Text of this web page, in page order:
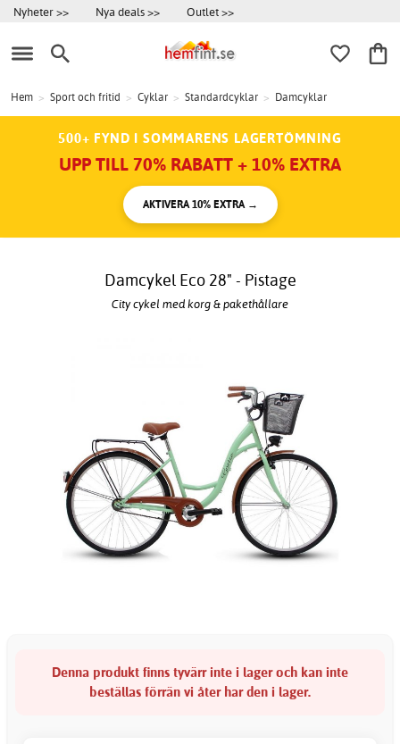
Nyheter >> Nya deals >> Outlet >>
Hem > Sport och fritid > Cyklar > Standardcyklar > Damcyklar
500+ FYND I SOMMARENS LAGERTÖMNING
UPP TILL 70% RABATT + 10% EXTRA
AKTIVERA 10% EXTRA →
Damcykel Eco 28" - Pistage
City cykel med korg & pakethållare
Denna produkt finns tyvärr inte i lager och kan inte
beställas förrän vi åter har den i lager.